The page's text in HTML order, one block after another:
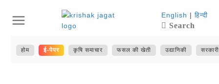
content
English | हिन्दी
Search
होम ई-पेपर कृषि समाचार फसल की खेती उद्यानिकी